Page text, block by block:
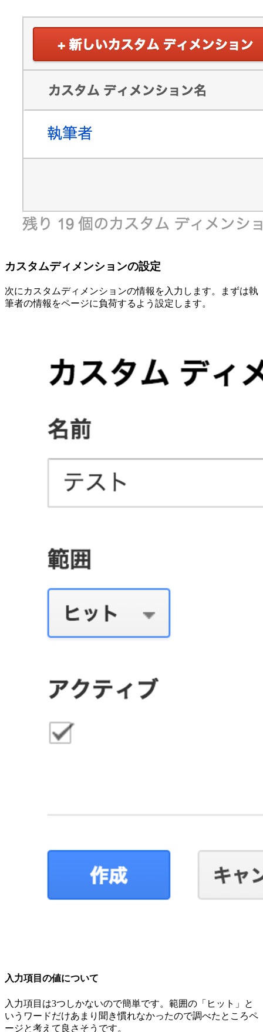
カスタムディメンションの設定
次にカスタムディメンションの情報を入力します。まずは執
筆者の情報をページに負荷するよう設定します。
入力項目の値について
入力項目は3つしかないので簡単です。範囲の「ヒット」と
いうワードだけあまり聞き慣れなかったので調べたところペ
ージと考えて良さそうです。